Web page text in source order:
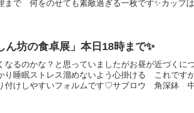
まで 何をのせても素敵過ぎる一枚です✨カップ
ん坊の食卓展」本日18時まで✨
なるのかな？と思っていましたがお昼が近づくに
睡眠ストレス溜めないよう心掛ける これです
付けしやすいフォルムです♡サブロウ 角深鉢 中